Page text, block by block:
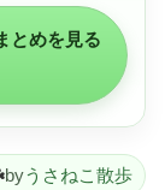
とめを見る
byうさねこ散歩